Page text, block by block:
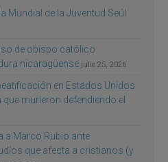
Mundial de la Juventud Seúl
de obispo católico
nicaragüense julio 25, 2026
en Estados Unidos
murieron defendiendo el
a Marco Rubio ante
que afecta a cristianos (y